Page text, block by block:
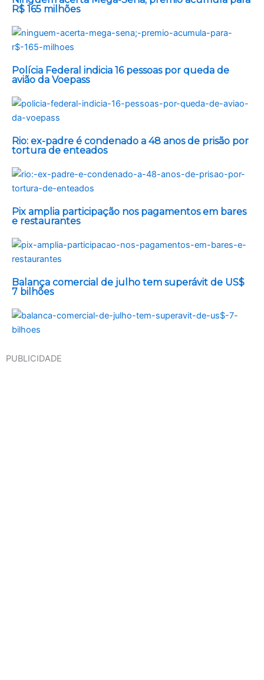
R$ 165 milhões
Polícia Federal indicia 16 pessoas por queda de
avião da Voepass
Rio: ex-padre é condenado a 48 anos de prisão por
tortura de enteados
Pix amplia participação nos pagamentos em bares
e restaurantes
Balança comercial de julho tem superávit de US$
7 bilhões
PUBLICIDADE